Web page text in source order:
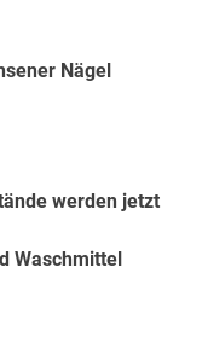
Nägel
werden jetzt
Waschmittel